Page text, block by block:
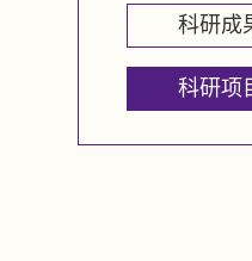
科研成
科研项